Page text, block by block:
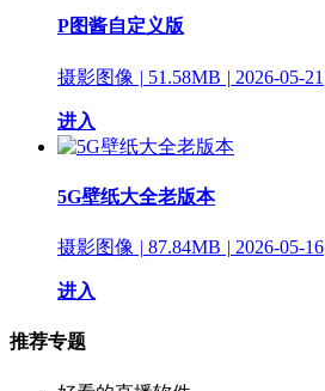
P图酱自定义版
摄影图像 | 51.58MB | 2026-05-21
进入
5G壁纸大全老版本
摄影图像 | 87.84MB | 2026-05-16
进入
推荐专题